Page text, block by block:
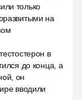
только
на
в
до конца, а
он
вводили